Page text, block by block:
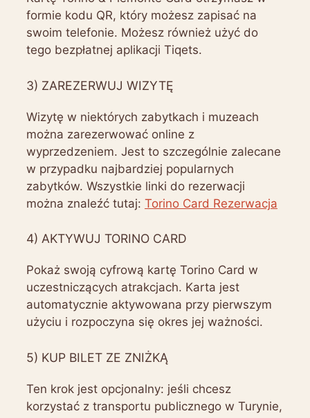
formie kodu QR, który możesz zapisać na
swoim telefonie. Możesz również użyć do
tego bezpłatnej aplikacji Tiqets.
3) ZAREZERWUJ WIZYTĘ
Wizytę w niektórych zabytkach i muzeach
można zarezerwować online z
wyprzedzeniem. Jest to szczególnie zalecane
w przypadku najbardziej popularnych
zabytków. Wszystkie linki do rezerwacji
można znaleźć tutaj: Torino Card Rezerwacja
4) AKTYWUJ TORINO CARD
Pokaż swoją cyfrową kartę Torino Card w
uczestniczących atrakcjach. Karta jest
automatycznie aktywowana przy pierwszym
użyciu i rozpoczyna się okres jej ważności.
5) KUP BILET ZE ZNIŻKĄ
Ten krok jest opcjonalny: jeśli chcesz
korzystać z transportu publicznego w Turynie,